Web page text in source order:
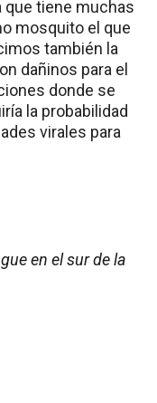
que tiene muchas
mosquito el que
también la
dañinos para el
donde se
la probabilidad
virales para
en el sur de la